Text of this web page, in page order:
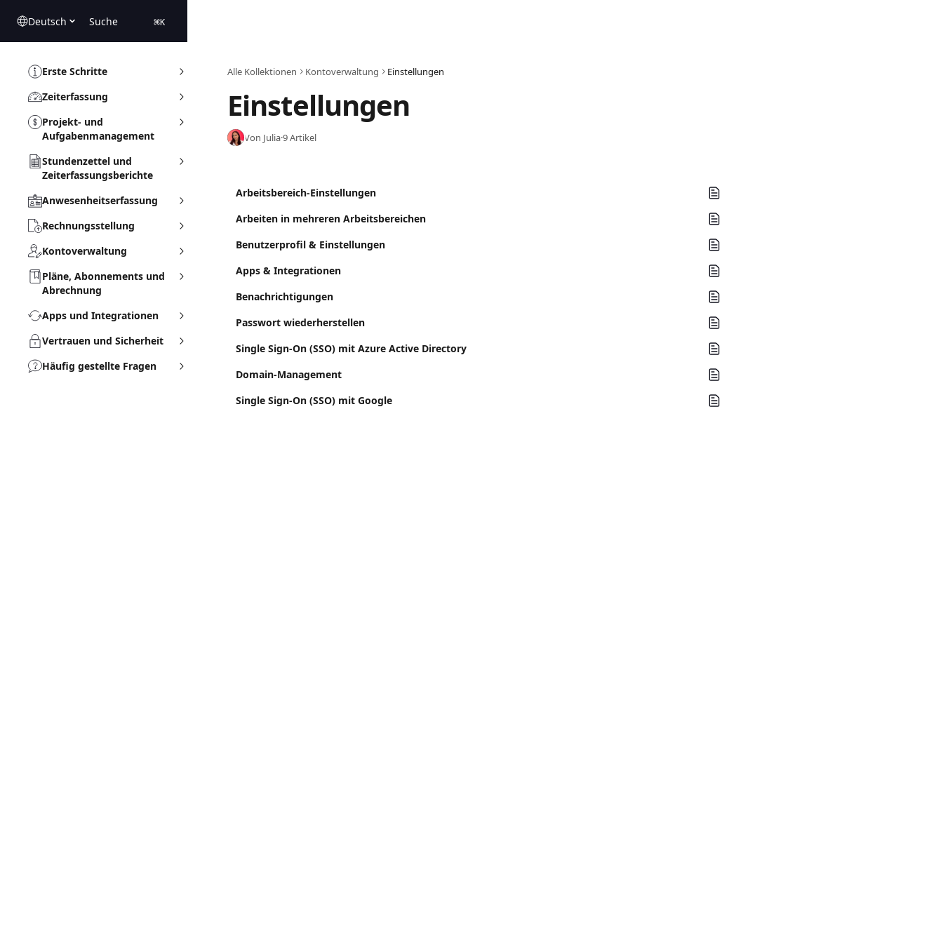
Deutsch Suche ⌘K
Erste Schritte
Zeiterfassung
Projekt- und
Aufgabenmanagement
Stundenzettel und
Zeiterfassungsberichte
Anwesenheitserfassung
Rechnungsstellung
Kontoverwaltung
Pläne, Abonnements und
Abrechnung
Apps und Integrationen
Vertrauen und Sicherheit
Häufig gestellte Fragen
Alle Kollektionen Kontoverwaltung Einstellungen
Einstellungen
Von Julia·9 Artikel
Arbeitsbereich-Einstellungen
Arbeiten in mehreren Arbeitsbereichen
Benutzerprofil & Einstellungen
​Apps & Integrationen
Benachrichtigungen
Passwort wiederherstellen
Single Sign-On (SSO) mit Azure Active Directory
Domain-Management
Single Sign-On (SSO) mit Google